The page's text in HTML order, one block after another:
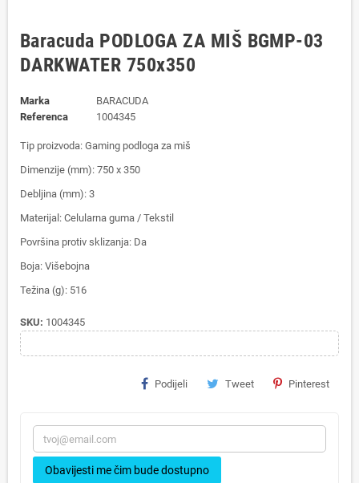
Baracuda PODLOGA ZA MIŠ BGMP-03
DARKWATER 750x350
Marka
BARACUDA
Referenca
1004345
Tip proizvoda: Gaming podloga za miš
Dimenzije (mm): 750 x 350
Debljina (mm): 3
Materijal: Celularna guma / Tekstil
Površina protiv sklizanja: Da
Boja: Višebojna
Težina (g): 516
SKU: 1004345
Podijeli Tweet Pinterest
Obavijesti me čim bude dostupno